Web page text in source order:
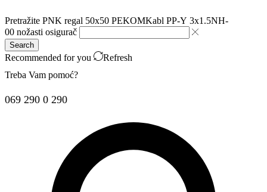
Pretražite PNK regal 50x50 PEKOMKabl PP-Y 3x1.5NH-
00 nožasti osigurač
Search
Recommended for you
Refresh
Treba Vam pomoć?
069 290 0 290